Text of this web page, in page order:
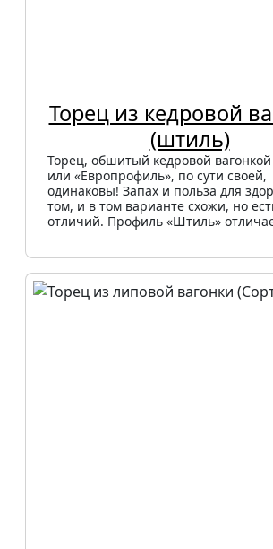
Торец из кедровой
(штиль)
Торец, обшитый кедровой
или «Европрофиль», по сути своей,
одинаковы! Запах и польза для
том, и в том варианте схожи, но
отличий. Профиль «Штиль»